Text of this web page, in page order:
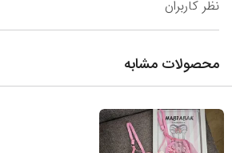
نظر کاربران
محصولات مشابه